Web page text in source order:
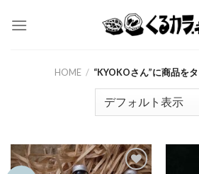
HOME / “KYOKOさん”に商品を